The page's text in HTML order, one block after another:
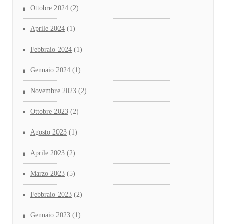
Ottobre 2024 (2)
Aprile 2024 (1)
Febbraio 2024 (1)
Gennaio 2024 (1)
Novembre 2023 (2)
Ottobre 2023 (2)
Agosto 2023 (1)
Aprile 2023 (2)
Marzo 2023 (5)
Febbraio 2023 (2)
Gennaio 2023 (1)